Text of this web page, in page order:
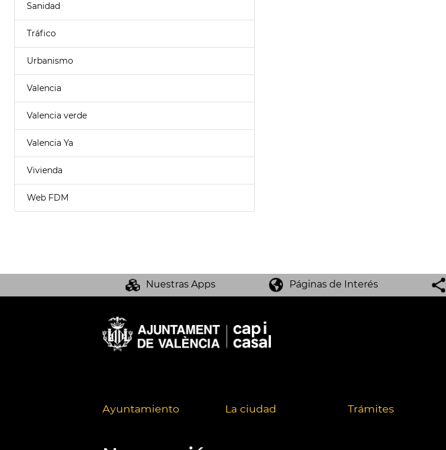
Sanidad
Tráfico
Urbanismo
Valencia
Valencia verde
Valencia Ya
Vivienda
Web FDM
Nuestras Apps Páginas de Interés
Ayuntamiento La ciudad Trámites